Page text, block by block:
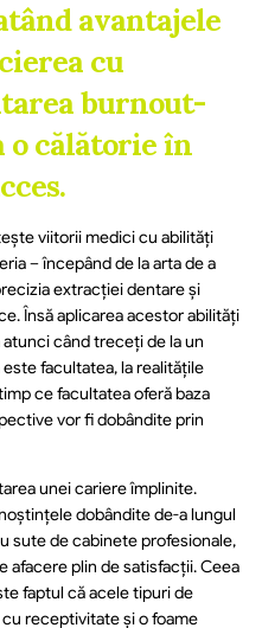
avantajele
cu
burnout-
o călătorie în
viitorii medici cu abilități
– începând de la arta de a
extracției dentare și
Însă aplicarea acestor abilități
când treceți de la un
facultatea, la realitățile
ce facultatea oferă baza
vor fi dobândite prin
unei cariere împlinite.
dobândite de-a lungul
sute de cabinete profesionale,
afacere plin de satisfacții. Ceea
faptul că acele tipuri de
receptivitate și o foame